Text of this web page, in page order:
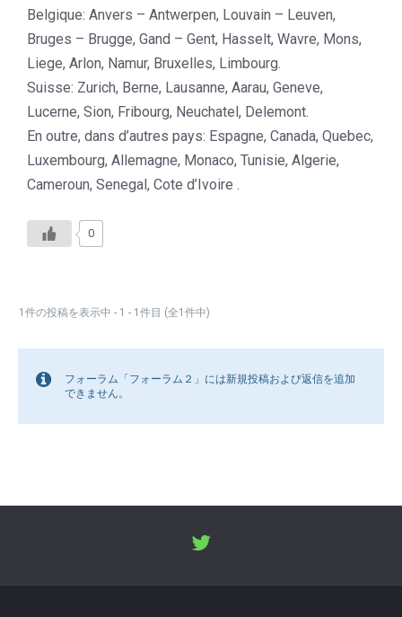
Belgique: Anvers – Antwerpen, Louvain – Leuven,
Bruges – Brugge, Gand – Gent, Hasselt, Wavre, Mons,
Liege, Arlon, Namur, Bruxelles, Limbourg.
Suisse: Zurich, Berne, Lausanne, Aarau, Geneve,
Lucerne, Sion, Fribourg, Neuchatel, Delemont.
En outre, dans d’autres pays: Espagne, Canada, Quebec,
Luxembourg, Allemagne, Monaco, Tunisie, Algerie,
Cameroun, Senegal, Cote d’Ivoire .
0
1件の投稿を表示中 - 1 - 1件目 (全1件中)
フォーラム「フォーラム２」には新規投稿および返信を追加
できません。